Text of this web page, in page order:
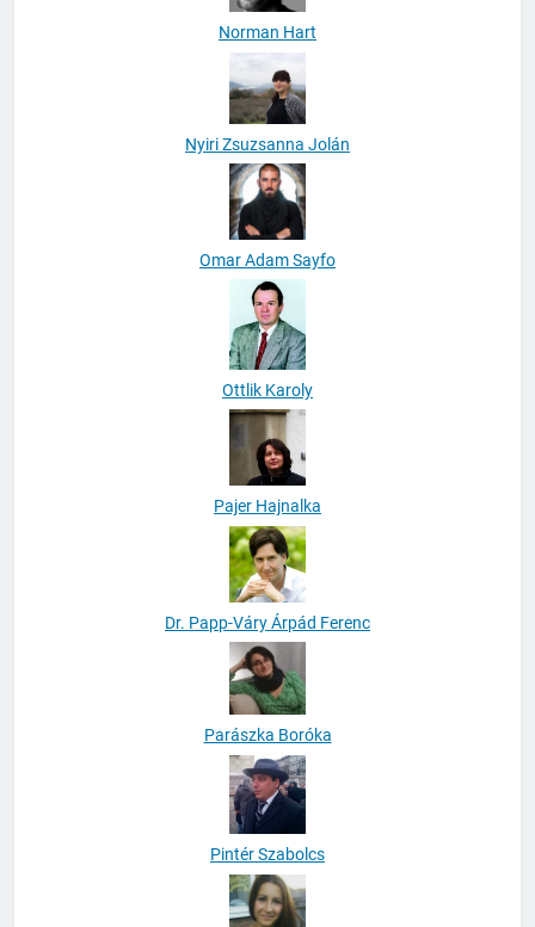
Norman Hart
Nyiri Zsuzsanna Jolán
Omar Adam Sayfo
Ottlik Karoly
Pajer Hajnalka
Dr. Papp-Váry Árpád Ferenc
Parászka Boróka
Pintér Szabolcs